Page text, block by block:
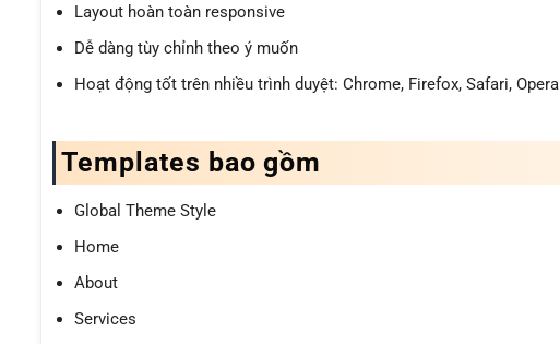
Layout hoàn toàn responsive
Dễ dàng tùy chỉnh theo ý muốn
Hoạt động tốt trên nhiều trình duyệt: Chrome, Firefox, Safari, Opera
Templates bao gồm
Global Theme Style
Home
About
Services